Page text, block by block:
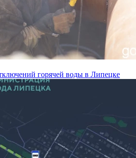
горячей воды в Липецке